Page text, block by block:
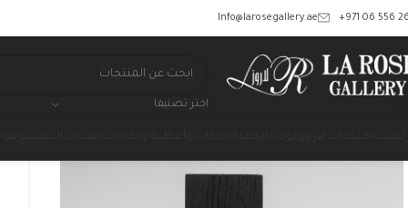
‎+971 06 556
Info@larosegallery.ae
اختر تصنيفا